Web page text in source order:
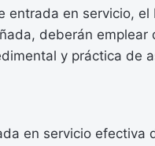
en servicio, el
deberán
y práctica de
en servicio efectiva